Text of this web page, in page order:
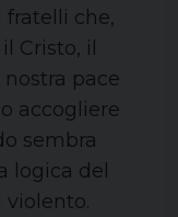
fratelli che,
Cristo, il
nostra pace
accogliere
sembra
logica del
violento.